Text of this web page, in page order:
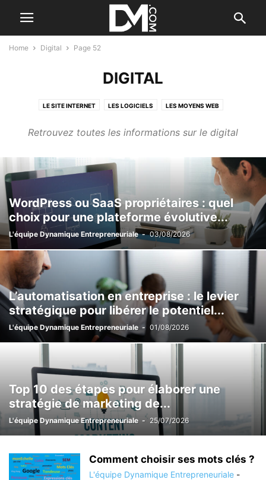
Home Digital Page 52
DIGITAL
LE SITE INTERNET LES LOGICIELS LES MOYENS WEB
Retrouvez toutes les informations sur le digital
WordPress ou SaaS propriétaires : quel
choix pour une plateforme évolutive...
L'équipe Dynamique Entrepreneuriale - 03/08/2026
L’automatisation en entreprise : le levier
stratégique pour libérer le potentiel...
L'équipe Dynamique Entrepreneuriale - 01/08/2026
Top 10 des étapes pour élaborer une
stratégie de marketing de...
L'équipe Dynamique Entrepreneuriale - 25/07/2026
Comment choisir ses mots clés ?
L'équipe Dynamique Entrepreneuriale -